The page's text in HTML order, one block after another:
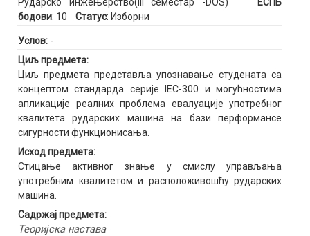
бодови: 10 Статус: Изборни
Услов: -
Циљ предмета:
Циљ предмета представља упознавање студената са
концептом стандарда серије IEC-300 и могућностима
апликације реалних проблема евалуације употребног
квалитета рударских машина на бази перформансе
сигурности функционисања.
Исход предмета:
Стицање активног знање у смислу управљања
употребним квалитетом и расположивошћу рударских
машина.
Садржај предмета:
Теоријска настава